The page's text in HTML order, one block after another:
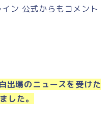
ン 公式からもコメント
出場のニュースを受けた
した。